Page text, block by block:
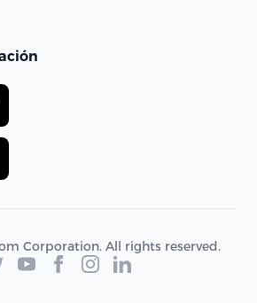
Corporation. All rights reserved.